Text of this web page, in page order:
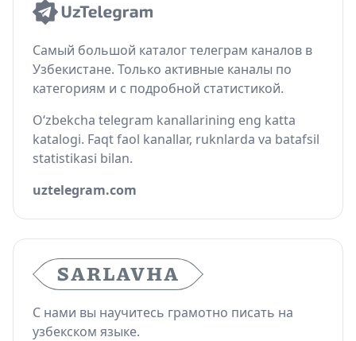
Самый большой каталог телеграм каналов в
Узбекистане. Только активные каналы по
категориям и с подробной статистикой.
O‘zbekcha telegram kanallarining eng katta
katalogi. Faqt faol kanallar, ruknlarda va batafsil
statistikasi bilan.
uztelegram.com
С нами вы научитесь грамотно писать на
узбекском языке.